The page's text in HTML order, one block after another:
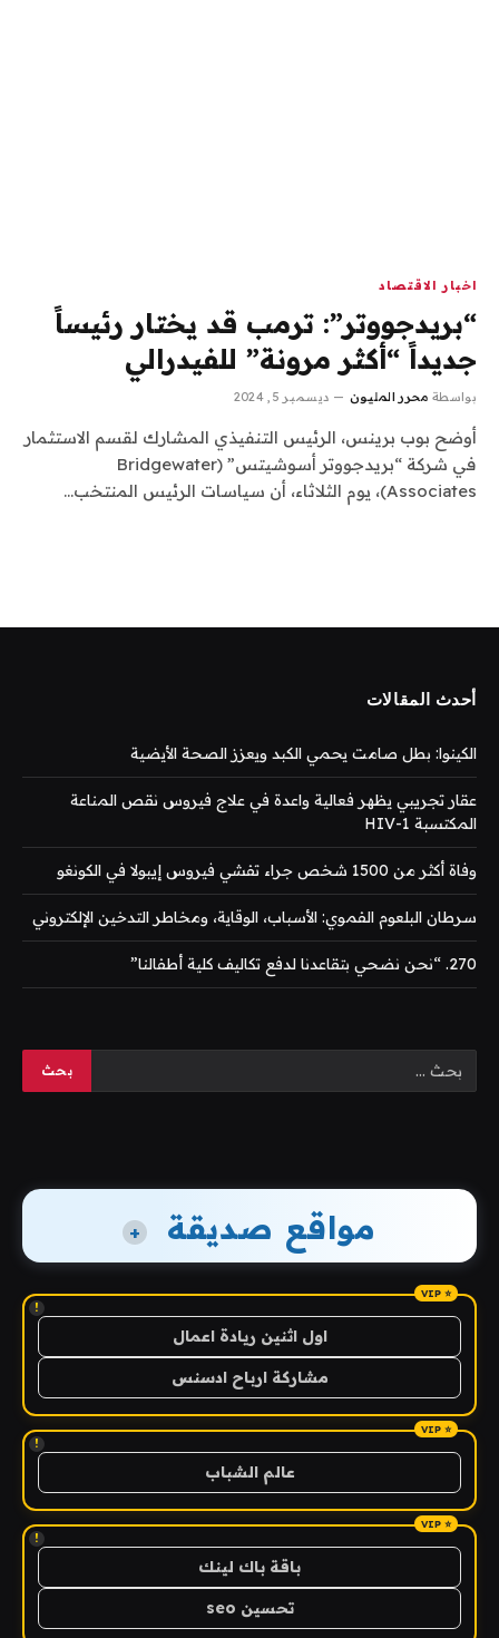
اخبار الاقتصاد
“بريدجووتر”: ترمب قد يختار رئيساً
جديداً “أكثر مرونة” للفيدرالي
بواسطة محرر المليون ديسمبر 5, 2024
أوضح بوب برينس، الرئيس التنفيذي المشارك لقسم الاستثمار
في شركة “بريدجووتر أسوشيتس” (Bridgewater
Associates)، يوم الثلاثاء، أن سياسات الرئيس المنتخب…
أحدث المقالات
الكينوا: بطل صامت يحمي الكبد ويعزز الصحة الأيضية
عقار تجريبي يظهر فعالية واعدة في علاج فيروس نقص المناعة
المكتسبة HIV-1
وفاة أكثر من 1500 شخص جراء تفشي فيروس إيبولا في الكونغو
سرطان البلعوم الفموي: الأسباب، الوقاية، ومخاطر التدخين الإلكتروني
270. “نحن نضحي بتقاعدنا لدفع تكاليف كلية أطفالنا”
مواقع صديقة +
!
اول اثنين ريادة اعمال
مشاركة ارباح ادسنس
!
عالم الشباب
!
باقة باك لينك
تحسين seo